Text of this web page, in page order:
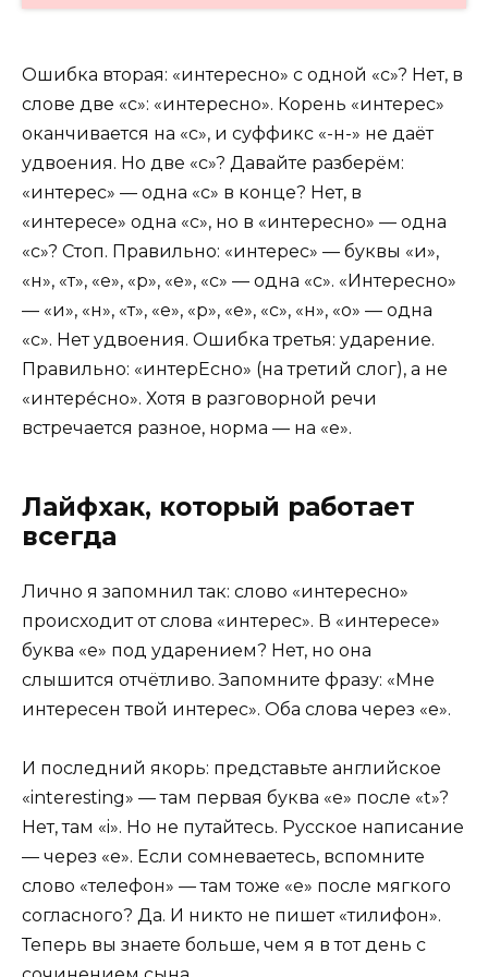
Ошибка вторая: «интересно» с одной «с»? Нет, в
слове две «с»: «интересно». Корень «интерес»
оканчивается на «с», и суффикс «-н-» не даёт
удвоения. Но две «с»? Давайте разберём:
«интерес» — одна «с» в конце? Нет, в
«интересе» одна «с», но в «интересно» — одна
«с»? Стоп. Правильно: «интерес» — буквы «и»,
«н», «т», «е», «р», «е», «с» — одна «с». «Интересно»
— «и», «н», «т», «е», «р», «е», «с», «н», «о» — одна
«с». Нет удвоения. Ошибка третья: ударение.
Правильно: «интерЕсно» (на третий слог), а не
«интере́сно». Хотя в разговорной речи
встречается разное, норма — на «е».
Лайфхак, который работает
всегда
Лично я запомнил так: слово «интересно»
происходит от слова «интерес». В «интересе»
буква «е» под ударением? Нет, но она
слышится отчётливо. Запомните фразу: «Мне
интересен твой интерес». Оба слова через «е».
И последний якорь: представьте английское
«interesting» — там первая буква «e» после «t»?
Нет, там «i». Но не путайтесь. Русское написание
— через «е». Если сомневаетесь, вспомните
слово «телефон» — там тоже «е» после мягкого
согласного? Да. И никто не пишет «тилифон».
Теперь вы знаете больше, чем я в тот день с